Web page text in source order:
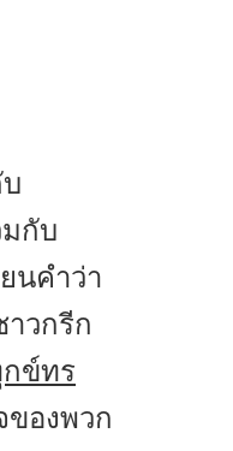
มกับ
นคำว่า
วกรีก
ข์ทร
ของพวก